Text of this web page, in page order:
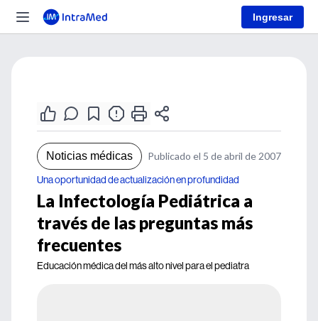
Ingresar
Noticias médicas Publicado el 5 de abril de 2007
Una oportunidad de actualización en profundidad
La Infectología Pediátrica a
través de las preguntas más
frecuentes
Educación médica del más alto nivel para el pediatra